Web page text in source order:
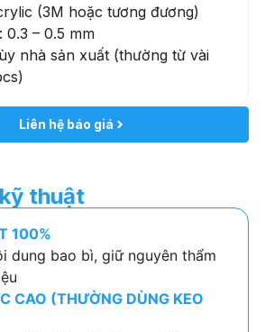
(3M hoặc tương đương)
0.3 – 0.5 mm
nhà sản xuất (thường từ vài
Liên hệ báo giá
thuật
100%
dung bao bì, giữ nguyên thẩm
CAO (THƯỜNG DÙNG KEO